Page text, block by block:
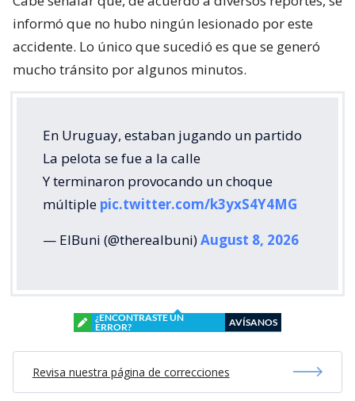
informó que no hubo ningún lesionado por este
accidente. Lo único que sucedió es que se generó
mucho tránsito por algunos minutos.
En Uruguay, estaban jugando un partido
La pelota se fue a la calle
Y terminaron provocando un choque
múltiple pic.twitter.com/k3yxS4Y4MG
— ElBuni (@therealbuni)August 8, 2026
¿ENCONTRASTE UN
ERROR?
AVÍSANOS
Revisa nuestra página de correcciones